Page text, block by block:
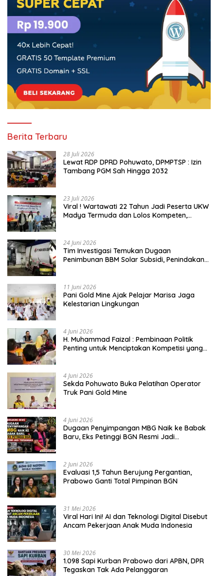
Berita Terbaru
28 Juli 2026
Lewat RDP DPRD Pohuwato, DPMPTSP : Izin
Tambang PGM Sah Hingga 2032
23 Juli 2026
Viral ! Wartawati 22 Tahun Jadi Peserta UKW
Madya Termuda dan Lolos Kompeten,
24 Juni 2026
Tim Investigasi Temukan Dugaan
Penimbunan BBM Solar Subsidi, Penindakan
11 Juni 2026
Pani Gold Mine Ajak Pelajar Marisa Jaga
Kelestarian Lingkungan
4 Juni 2026
H. Muhammad Faizal : Pembinaan Politik
Penting untuk Menciptakan Kompetisi yang
4 Juni 2026
Sekda Pohuwato Buka Pelatihan Operator
Truk Pani Gold Mine
4 Juni 2026
Dugaan Penyimpangan MBG Naik ke Babak
Baru, Eks Petinggi BGN Resmi Jadi
2 Juni 2026
Evaluasi 1,5 Tahun Berujung Pergantian,
Prabowo Ganti Total Pimpinan BGN
31 Mei 2026
Viral Hari Ini! AI dan Teknologi Digital Disebut
Ancam Pekerjaan Anak Muda Indonesia
30 Mei 2026
1.098 Sapi Kurban Prabowo dari APBN, DPR
Tegaskan Tak Ada Pelanggaran